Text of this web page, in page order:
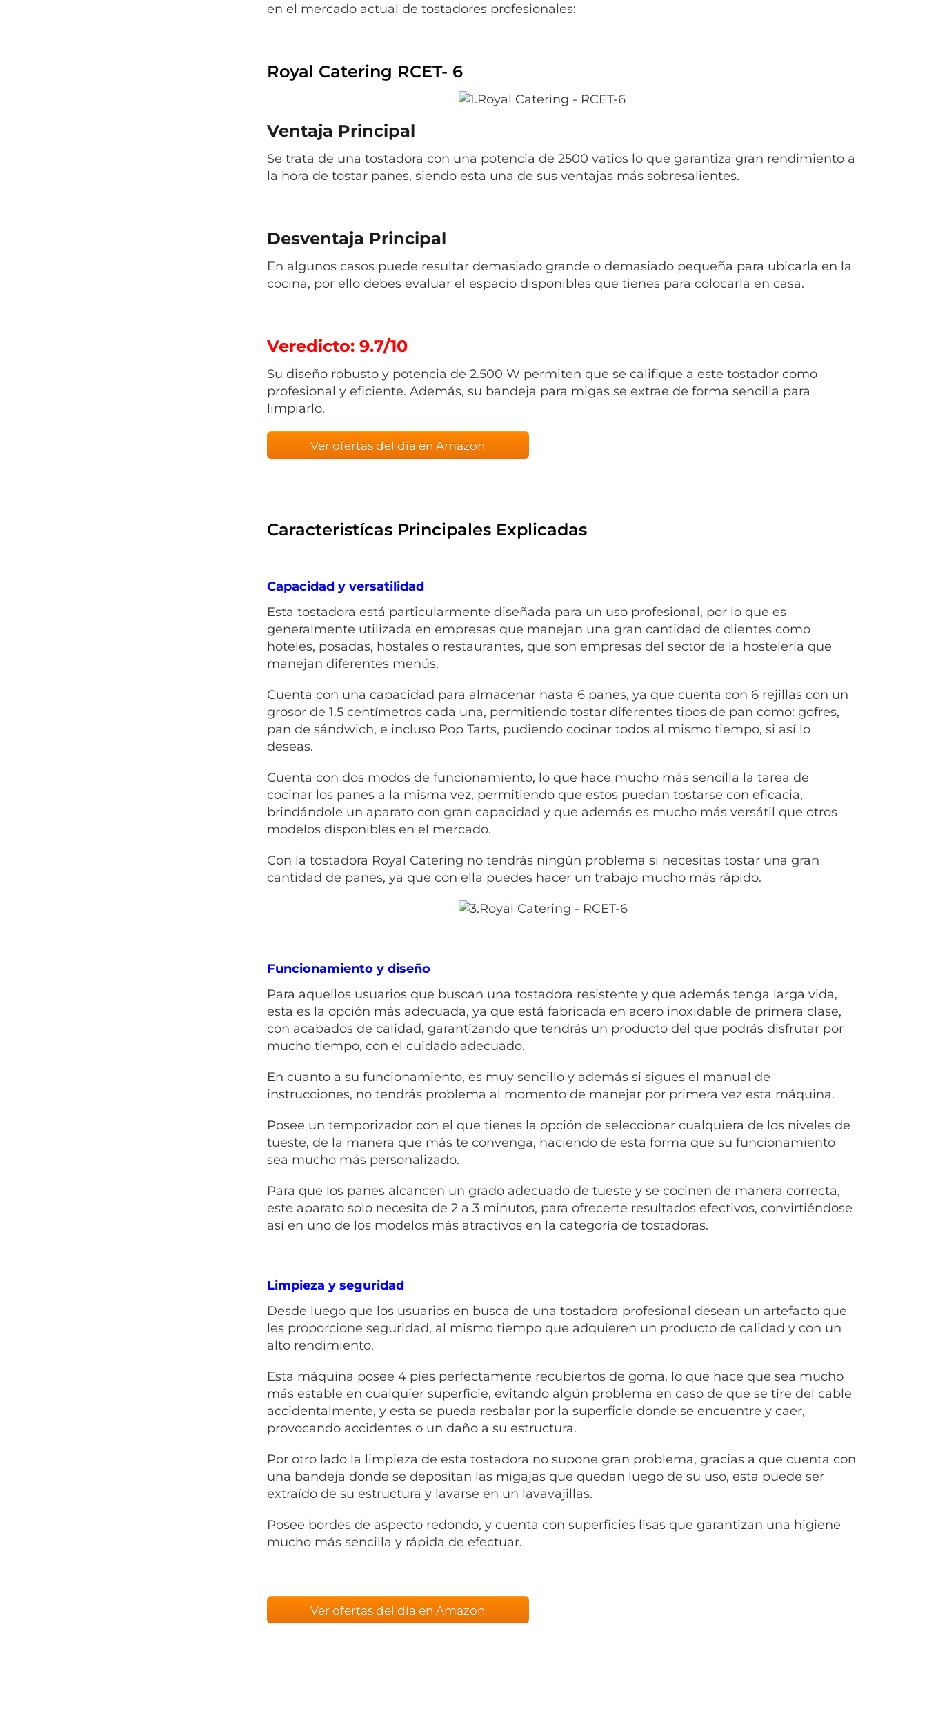
en el mercado actual de tostadoresprofesionales:
Royal Catering RCET- 6
Ventaja Principal
Se trata de una tostadora con una potencia de 2500 vatios lo que garantiza gran rendimiento a
la hora de tostar panes, siendo esta una de sus ventajas más sobresalientes.
Desventaja Principal
En algunos casos puede resultar demasiado grande o demasiado pequeña para ubicarla en la
cocina, por ello debes evaluar el espacio disponibles que tienes para colocarla en casa.
Veredicto: 9.7/10
Su diseño robusto y potencia de 2.500 W permiten que se califique a este tostador como
profesional y eficiente. Además, su bandeja para migas se extrae de forma sencilla para
limpiarlo.
Ver ofertas del día en Amazon
Caracteristícas Principales Explicadas
Capacidad y versatilidad
Esta tostadora está particularmente diseñada para un uso profesional, por lo que es
generalmente utilizada en empresas que manejan una gran cantidad de clientes como
hoteles, posadas, hostales o restaurantes, que son empresas del sector de la hostelería que
manejan diferentes menús.
Cuenta con una capacidad para almacenar hasta 6 panes, ya que cuenta con 6 rejillas con un
grosor de 1.5 centímetros cada una, permitiendo tostar diferentes tipos de pan como: gofres,
pan de sándwich, e incluso Pop Tarts, pudiendo cocinar todos al mismo tiempo, si así lo
deseas.
Cuenta con dos modos de funcionamiento, lo que hace mucho más sencilla la tarea de
cocinar los panes a la misma vez, permitiendo que estos puedan tostarse con eficacia,
brindándole un aparato con gran capacidad y que además es mucho más versátil que otros
modelos disponibles en el mercado.
Con la tostadora Royal Catering no tendrás ningún problema si necesitas tostar una gran
cantidad de panes, ya que con ella puedes hacer un trabajo mucho más rápido.
Funcionamiento y diseño
Para aquellos usuarios que buscan una tostadora resistente y que además tenga larga vida,
esta es la opción más adecuada, ya que está fabricada en acero inoxidable de primera clase,
con acabados de calidad, garantizando que tendrás un producto del que podrás disfrutar por
mucho tiempo, con el cuidado adecuado.
En cuanto a su funcionamiento, es muy sencillo y además si sigues el manual de
instrucciones, no tendrás problema al momento de manejar por primera vez esta máquina.
Posee un temporizador con el que tienes la opción de seleccionar cualquiera de los niveles de
tueste, de la manera que más te convenga, haciendo de esta forma que su funcionamiento
sea mucho más personalizado.
Para que los panes alcancen un grado adecuado de tueste y se cocinen de manera correcta,
este aparato solo necesita de 2 a 3 minutos, para ofrecerte resultados efectivos, convirtiéndose
así en uno de los modelos más atractivos en la categoría de tostadoras.
Limpieza y seguridad
Desde luego que los usuarios en busca de una tostadora profesional desean un artefacto que
les proporcione seguridad, al mismo tiempo que adquieren un producto de calidad y con un
alto rendimiento.
Esta máquina posee 4 pies perfectamente recubiertos de goma, lo que hace que sea mucho
más estable en cualquier superficie, evitando algún problema en caso de que se tire del cable
accidentalmente, y esta se pueda resbalar por la superficie donde se encuentre y caer,
provocando accidentes o un daño a su estructura.
Por otro lado la limpieza de esta tostadora no supone gran problema, gracias a que cuenta con
una bandeja donde se depositan las migajas que quedan luego de su uso, esta puede ser
extraído de su estructura y lavarse en un lavavajillas.
Posee bordes de aspecto redondo, y cuenta con superficies lisas que garantizan una higiene
mucho más sencilla y rápida de efectuar.
Ver ofertas del día en Amazon